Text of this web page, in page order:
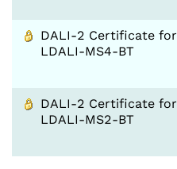
DALI-2 Certificate for
LDALI-MS4-BT
DALI-2 Certificate for
LDALI-MS2-BT